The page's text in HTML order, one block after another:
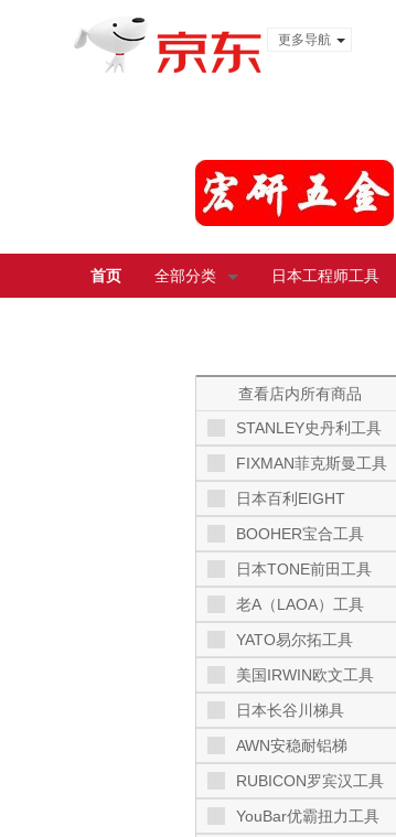
更多导航
首页 全部分类 日本工程师工具
查看店内所有商品
STANLEY史丹利工具
FIXMAN菲克斯曼工具
日本百利EIGHT
BOOHER宝合工具
日本TONE前田工具
老A（LAOA）工具
YATO易尔拓工具
美国IRWIN欧文工具
日本长谷川梯具
AWN安稳耐铝梯
RUBICON罗宾汉工具
YouBar优霸扭力工具